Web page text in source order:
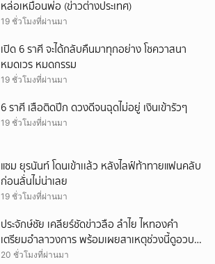
หล่อเหมือนพ่อ (ข่าวต่างประเทศ)
19 ชั่วโมงที่ผ่านมา
เปิด 6 ราศี จะได้กลับคืนมาทุกอย่าง โชควาสนา
หมดเวร หมดกรรม
19 ชั่วโมงที่ผ่านมา
6 ราศี เสือติดปีก ดวงดีจนฉุดไม่อยู่ เงินเข้ารัวๆ
19 ชั่วโมงที่ผ่านมา
แซม ยุรนันท์ โดนเข้าเเล้ว หลังไลฟ์ท้าทายแฟนคลับ
ก่อนลั่นไม่น่าเลย
19 ชั่วโมงที่ผ่านมา
ประจักษ์ชัย เคลียร์ชัดข่าวลือ ลำไย ไหทองคำ
เตรียมอำลาวงการ พร้อมเผยสาเหตุช่วงนี้ดูอวบ
ขึ้น
20 ชั่วโมงที่ผ่านมา